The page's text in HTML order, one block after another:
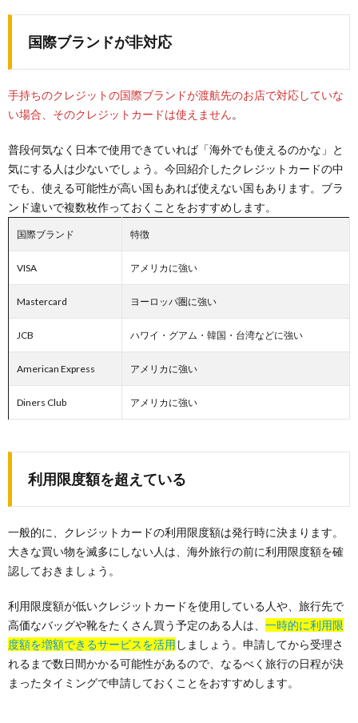
国際ブランドが非対応
手持ちのクレジットの国際ブランドが渡航先のお店で対応していな
い場合、そのクレジットカードは使えません。
普段何気なく日本で使用できていれば「海外でも使えるのかな」と
気にする人は少ないでしょう。今回紹介したクレジットカードの中
でも、使える可能性が高い国もあれば使えない国もあります。ブラ
ンド違いで複数枚作っておくことをおすすめします。
国際ブランド 特徴
VISA アメリカに強い
Mastercard ヨーロッパ圏に強い
JCB ハワイ・グアム・韓国・台湾などに強い
American Express アメリカに強い
Diners Club アメリカに強い
利用限度額を超えている
一般的に、クレジットカードの利用限度額は発行時に決まります。
大きな買い物を滅多にしない人は、海外旅行の前に利用限度額を確
認しておきましょう。
利用限度額が低いクレジットカードを使用している人や、旅行先で
高価なバッグや靴をたくさん買う予定のある人は、 一時的に利用限
度額を増額できるサービスを活用 しましょう。申請してから受理さ
れるまで数日間かかる可能性があるので、なるべく旅行の日程が決
まったタイミングで申請しておくことをおすすめします。